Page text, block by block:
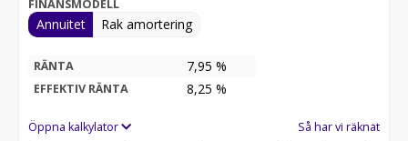
FINANSMODELL
Annuitet Rak amortering
RÄNTA 7,95 %
EFFEKTIV RÄNTA 8,25 %
Öppna kalkylator Så har vi räknat